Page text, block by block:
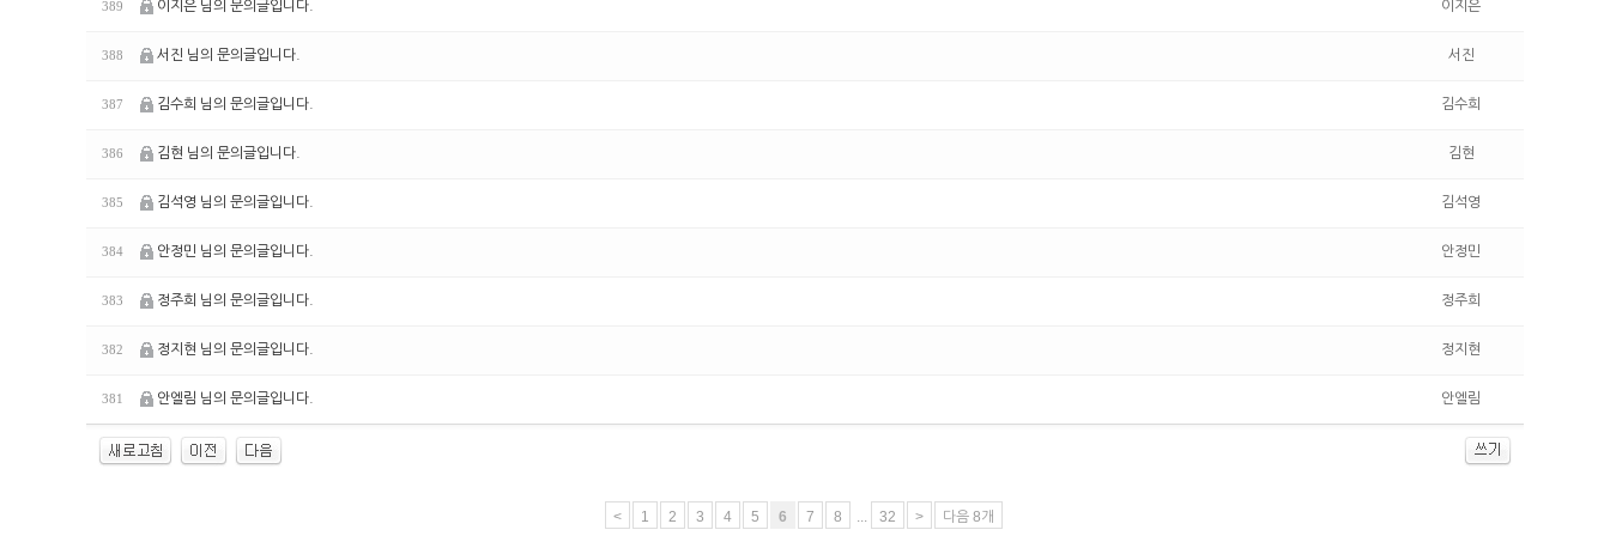
389 이지은 님의 문의글입니다. 이지은
388 서진 님의 문의글입니다. 서진
387 김수희 님의 문의글입니다. 김수희
386 김현 님의 문의글입니다. 김현
385 김석영 님의 문의글입니다. 김석영
384 안정민 님의 문의글입니다. 안정민
383 정주희 님의 문의글입니다. 정주희
382 정지현 님의 문의글입니다. 정지현
381 안엘림 님의 문의글입니다. 안엘림
< 1 2 3 4 5 6 7 8 ... 32 > 다음 8개